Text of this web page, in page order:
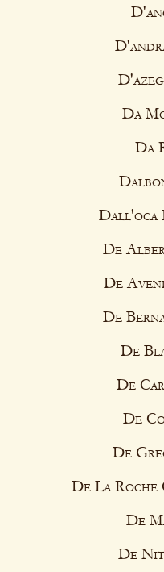
Da
Da
De
De
De
De
De
De
De
De La
De
De